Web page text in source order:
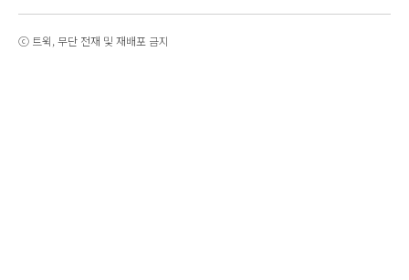
ⓒ 트윅, 무단 전재 및 재배포 금지